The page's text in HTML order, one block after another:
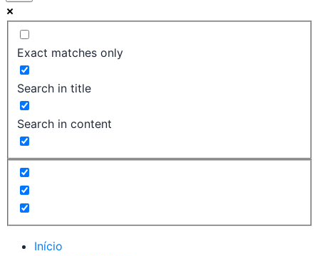
Exact matches only
Search in title
Search in content
Início